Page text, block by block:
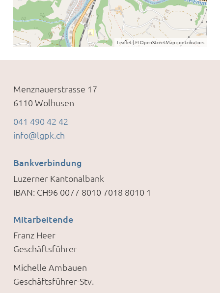
Leaflet| ©OpenStreetMapcontributors
Menznauerstrasse 17
6110 Wolhusen
041 490 42 42
info@lgpk.ch
Bankverbindung
Luzerner Kantonalbank
IBAN: CH96 0077 8010 7018 8010 1
Mitarbeitende
Franz Heer
Geschäftsführer
Michelle Ambauen
Geschäftsführer-Stv.